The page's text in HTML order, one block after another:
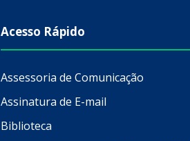
Acesso Rápido
Assessoria de Comunicação
Assinatura de E-mail
Biblioteca